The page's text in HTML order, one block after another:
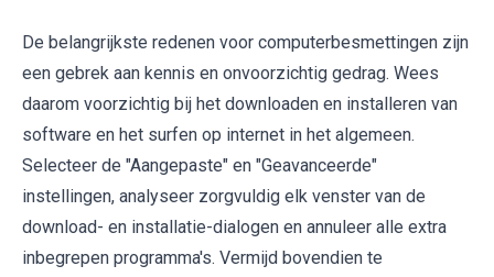
De belangrijkste redenen voor computerbesmettingen zijn
een gebrek aan kennis en onvoorzichtig gedrag. Wees
daarom voorzichtig bij het downloaden en installeren van
software en het surfen op internet in het algemeen.
Selecteer de "Aangepaste" en "Geavanceerde"
instellingen, analyseer zorgvuldig elk venster van de
download- en installatie-dialogen en annuleer alle extra
inbegrepen programma's. Vermijd bovendien te